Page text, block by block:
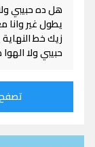
هل ده حبيبي
يطول غير وانا
زيك خط
حبيبي ولا
تصفح